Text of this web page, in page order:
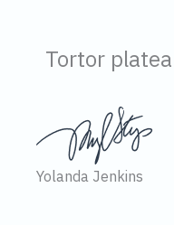
Tortor
Yolanda Jenkins